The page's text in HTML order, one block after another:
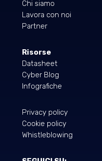
Chi siamo
Lavora con noi
Partner
Risorse
Datasheet
Cyber Blog
Infografiche
Privacy policy
Cookie policy
Whistleblowing